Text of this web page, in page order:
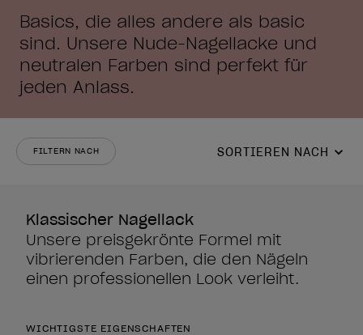
Basics, die alles andere als basic
sind. Unsere Nude-Nagellacke und
neutralen Farben sind perfekt für
jeden Anlass.
FILTERN NACH SORTIEREN NACH
Klassischer Nagellack
Unsere preisgekrönte Formel mit
vibrierenden Farben, die den Nägeln
einen professionellen Look verleiht.
WICHTIGSTE EIGENSCHAFTEN